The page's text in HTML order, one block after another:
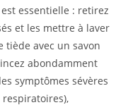
essentielle : retirez
et les mettre à laver
tiède avec un savon
abondamment
symptômes sévères